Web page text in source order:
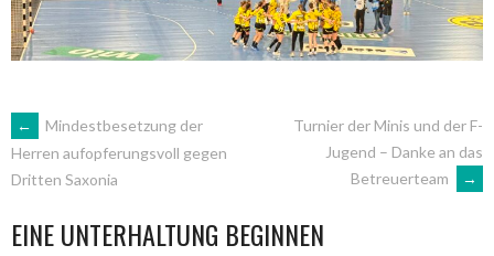
ARTIKEL-
NAVIGATION
←
Mindestbesetzung der
Herren aufopferungsvoll gegen
Dritten Saxonia
Turnier der Minis und der F-
Jugend – Danke an das
Betreuerteam
→
EINE UNTERHALTUNG BEGINNEN